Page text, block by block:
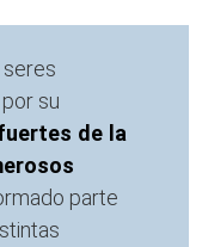
seres
su
de la
parte